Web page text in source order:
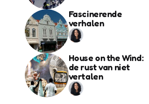
Fascinerende
verhalen
House on the Wind:
de rust van niet
vertalen